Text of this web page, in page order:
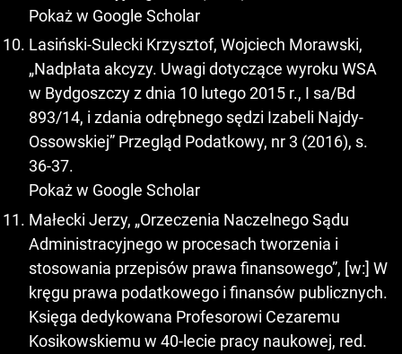
Pokaż w Google Scholar
Lasiński-Sulecki Krzysztof, Wojciech Morawski,
„Nadpłata akcyzy. Uwagi dotyczące wyroku WSA
w Bydgoszczy z dnia 10 lutego 2015 r., I sa/Bd
893/14, i zdania odrębnego sędzi Izabeli Najdy-
Ossowskiej” Przegląd Podatkowy, nr 3 (2016), s.
36-37.
Pokaż w Google Scholar
Małecki Jerzy, „Orzeczenia Naczelnego Sądu
Administracyjnego w procesach tworzenia i
stosowania przepisów prawa finansowego”, [w:] W
kręgu prawa podatkowego i finansów publicznych.
Księga dedykowana Profesorowi Cezaremu
Kosikowskiemu w 40-lecie pracy naukowej, red.